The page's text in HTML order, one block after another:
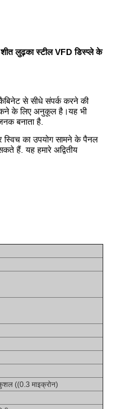
लुढ़का स्टील VFD डिस्प्ले के
से सीधे संपर्क करने की
के लिए अनुकूल है।यह भी
बनाता है.
स्विच का उपयोग सामने के पैनल
हैं. यह हमारे अद्वितीय
((0.3 माइक्रोन)